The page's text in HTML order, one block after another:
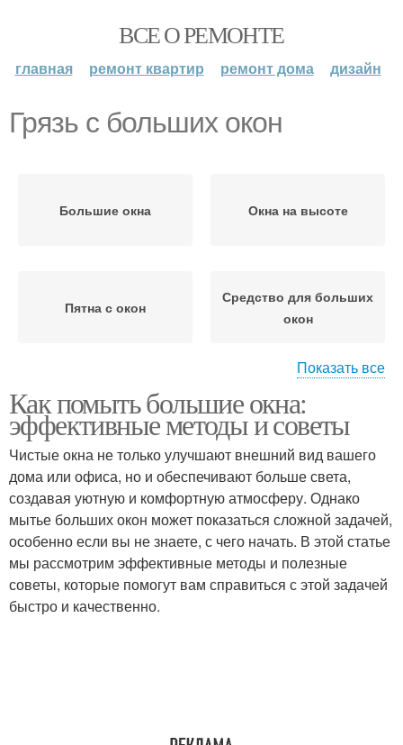
ВСЕ О РЕМОНТЕ
главная ремонт квартир ремонт дома дизайн
Грязь с больших окон
Большие окна Окна на высоте
Пятна с окон
Средство для больших
окон
использования
погоду
Показать все
Как помыть большие окна:
эффективные методы и советы
Чистые окна не только улучшают внешний вид вашего
дома или офиса, но и обеспечивают больше света,
создавая уютную и комфортную атмосферу. Однако
мытье больших окон может показаться сложной задачей,
особенно если вы не знаете, с чего начать. В этой статье
мы рассмотрим эффективные методы и полезные
советы, которые помогут вам справиться с этой задачей
быстро и качественно.